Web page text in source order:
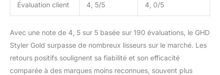
Évaluation client 4, 5/5 4, 0/5
Avec une note de 4, 5 sur 5 basée sur 190 évaluations, le GHD
Styler Gold surpasse de nombreux lisseurs sur le marché. Les
retours positifs soulignent sa fiabilité et son efficacité
comparée à des marques moins reconnues, souvent plus